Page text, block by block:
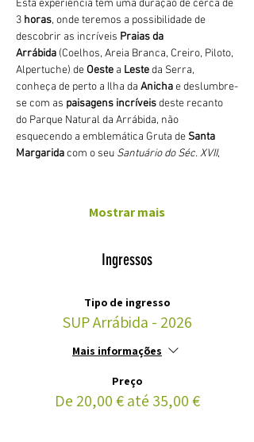
Esta experiência tem uma duração de cerca de
3 horas, onde teremos a possibilidade de
descobrir as incríveis Praias da
Arrábida (Coelhos, Areia Branca, Creiro, Piloto,
Alpertuche) de Oeste a Leste da Serra,
conheça de perto a Ilha da Anicha e deslumbre-
se com as paisagens incríveis deste recanto
do Parque Natural da Arrábida, não
esquecendo a emblemática Gruta de Santa
Margarida com o seu Santuário do Séc. XVII,
Mostrar mais
Ingressos
Tipo de ingresso
SUP Arrábida - 2026
Mais informações
Preço
De 20,00 € até 35,00 €